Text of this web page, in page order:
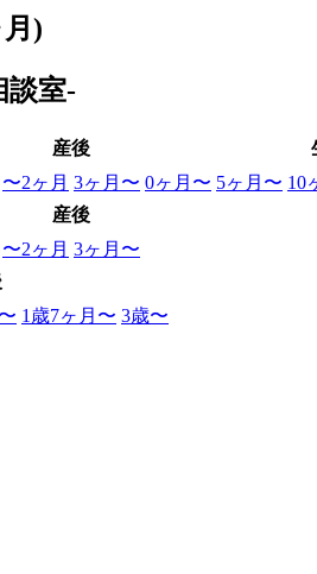
)
談室-
産後
〜2ヶ月 3ヶ月〜 0ヶ月〜 5ヶ月〜 10
産後
〜2ヶ月 3ヶ月〜
1歳7ヶ月〜 3歳〜